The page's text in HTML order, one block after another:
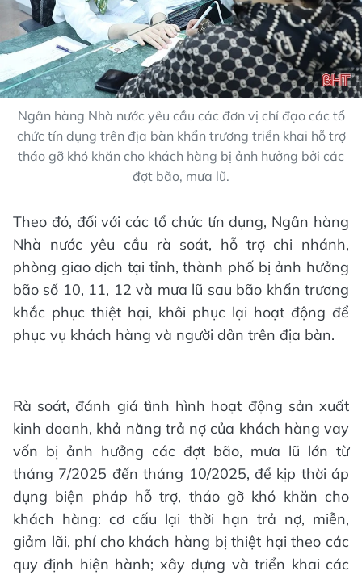
Ngân hàng Nhà nước yêu cầu các đơn vị chỉ đạo các tổ
chức tín dụng trên địa bàn khẩn trương triển khai hỗ trợ
tháo gỡ khó khăn cho khách hàng bị ảnh hưởng bởi các
đợt bão, mưa lũ.
Theo đó, đối với các tổ chức tín dụng, Ngân hàng
Nhà nước yêu cầu rà soát, hỗ trợ chi nhánh,
phòng giao dịch tại tỉnh, thành phố bị ảnh hưởng
bão số 10, 11, 12 và mưa lũ sau bão khẩn trương
khắc phục thiệt hại, khôi phục lại hoạt động để
phục vụ khách hàng và người dân trên địa bàn.
Rà soát, đánh giá tình hình hoạt động sản xuất
kinh doanh, khả năng trả nợ của khách hàng vay
vốn bị ảnh hưởng các đợt bão, mưa lũ lớn từ
tháng 7/2025 đến tháng 10/2025, để kịp thời áp
dụng biện pháp hỗ trợ, tháo gỡ khó khăn cho
khách hàng: cơ cấu lại thời hạn trả nợ, miễn,
giảm lãi, phí cho khách hàng bị thiệt hại theo các
quy định hiện hành; xây dựng và triển khai các